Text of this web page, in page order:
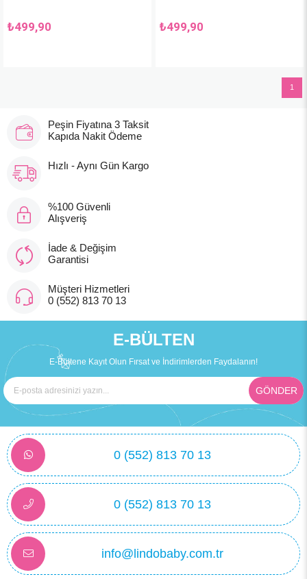
₺499,90 ₺499,90
1
Peşin Fiyatına 3 Taksit
Kapıda Nakit Ödeme
Hızlı - Aynı Gün Kargo
%100 Güvenli
Alışveriş
İade & Değişim
Garantisi
Müşteri Hizmetleri
0 (552) 813 70 13
E-BÜLTEN
E-Bültene Kayıt Olun Fırsat ve İndirimlerden Faydalanın!
GÖNDER
0 (552) 813 70 13
0 (552) 813 70 13
info@lindobaby.com.tr